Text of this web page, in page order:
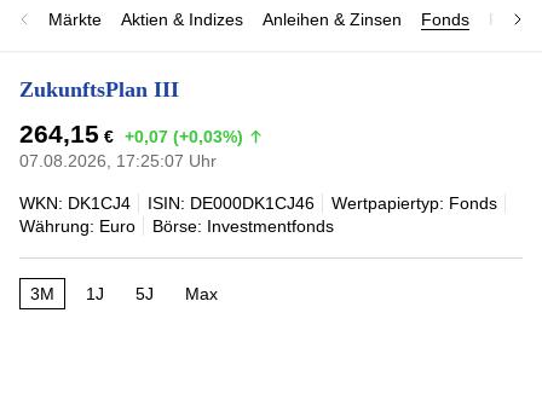
Märkte Aktien & Indizes Anleihen & Zinsen Fonds
ZukunftsPlan III
264,15 € +0,07 (+0,03%)
07.08.2026, 17:25:07 Uhr
WKN: DK1CJ4 ISIN: DE000DK1CJ46
Wertpapiertyp: Fonds
Währung: Euro
Börse: Investmentfonds
3M 1J 5J Max